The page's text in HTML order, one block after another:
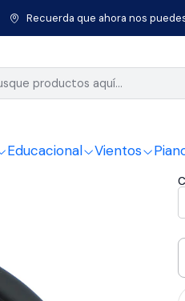
Educacional Vientos
Recuerda que ahora nos
Cables Parlante Cable Parlante
|